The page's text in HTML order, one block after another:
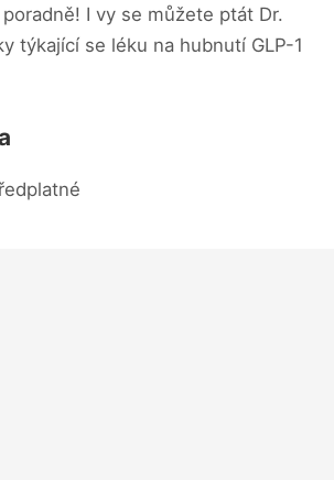
poradně! I vy se můžete ptát Dr.
týkající se léku na hubnutí GLP-1